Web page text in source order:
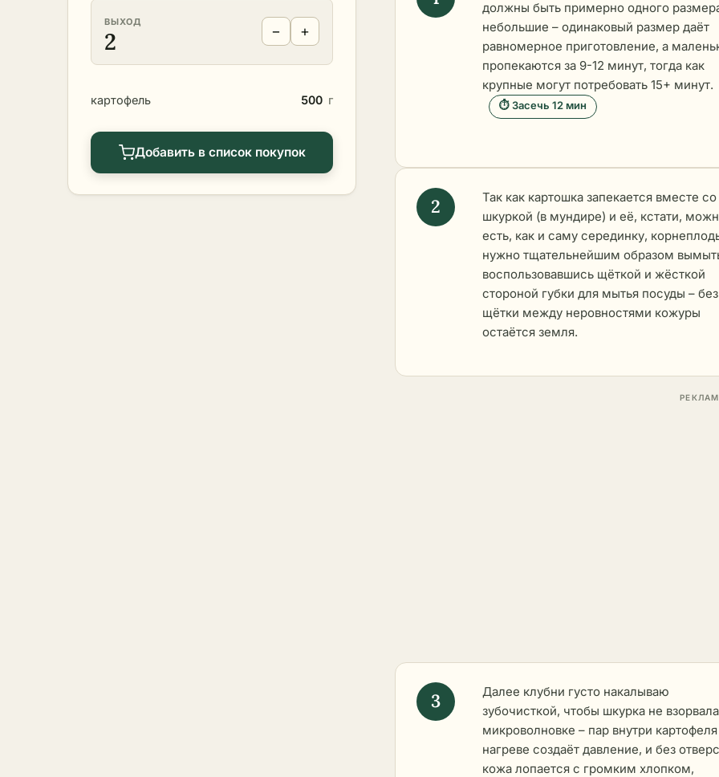
ВЫХОД
2 − +
картофель 500 г
Добавить в список покупок
должны быть примерно одного
небольшие – одинаковый размер даёт
равномерное приготовление, а
пропекаются за 9-12 минут, тогда как
крупные могут потребовать 15+ минут.
⏱ Засечь 12 мин
Так как картошка запекается вместе со
шкуркой (в мундире) и её, кстати,
есть, как и саму серединку,
нужно тщательнейшим образом
воспользовавшись щёткой и жёсткой
стороной губки для мытья посуды – без
щётки между неровностями кожуры
остаётся земля.
Далее клубни густо накалываю
зубочисткой, чтобы шкурка не
микроволновке – пар внутри
нагреве создаёт давление, и без
кожа лопается с громким хлопком,